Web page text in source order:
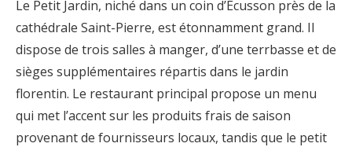
Le Petit Jardin, niché dans un coin d’Écusson près de la
cathédrale Saint-Pierre, est étonnamment grand. Il
dispose de trois salles à manger, d’une terrbasse et de
sièges supplémentaires répartis dans le jardin
florentin. Le restaurant principal propose un menu
qui met l’accent sur les produits frais de saison
provenant de fournisseurs locaux, tandis que le petit